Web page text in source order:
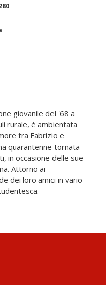
giovanile del '68 a
rurale, è ambientata
tra Fabrizio e
quarantenne tornata
in occasione delle sue
Attorno ai
dei loro amici in vario